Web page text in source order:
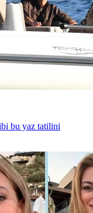
bu yaz tatilini